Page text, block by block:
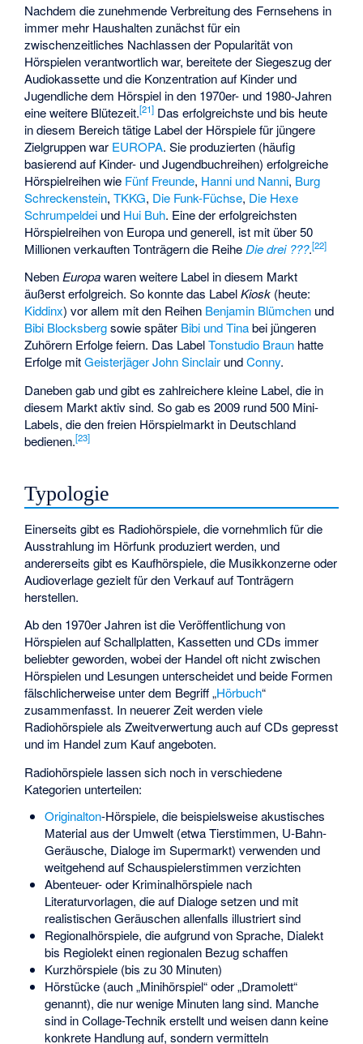
Nachdem die zunehmende Verbreitung des Fernsehens in
immer mehr Haushalten zunächst für ein
zwischenzeitliches Nachlassen der Popularität von
Hörspielen verantwortlich war, bereitete der Siegeszug der
Audiokassette und die Konzentration auf Kinder und
Jugendliche dem Hörspiel in den 1970er- und 1980-Jahren
eine weitere Blütezeit.[21] Das erfolgreichste und bis heute
in diesem Bereich tätige Label der Hörspiele für jüngere
Zielgruppen war EUROPA. Sie produzierten (häufig
basierend auf Kinder- und Jugendbuchreihen) erfolgreiche
Hörspielreihen wie Fünf Freunde, Hanni und Nanni, Burg
Schreckenstein,TKKG, Die Funk-Füchse, Die Hexe
Schrumpeldei und Hui Buh. Eine der erfolgreichsten
Hörspielreihen von Europa und generell, ist mit über 50
Millionen verkauften Tonträgern die ReiheDie drei ???.[22]
NebenEuropawaren weitere Label in diesem Markt
äußerst erfolgreich. So konnte das LabelKiosk (heute:
Kiddinx) vor allem mit den Reihen Benjamin Blümchen und
Bibi Blocksbergsowie später Bibi und Tinabei jüngeren
Zuhörern Erfolge feiern. Das LabelTonstudio Braun hatte
Erfolge mitGeisterjäger John Sinclair undConny.
Daneben gab und gibt es zahlreichere kleine Label, die in
diesem Markt aktiv sind. So gab es 2009 rund 500 Mini-
Labels, die den freien Hörspielmarkt in Deutschland
bedienen.[23]
Typologie
Einerseits gibt es Radiohörspiele, die vornehmlich für die
Ausstrahlung im Hörfunk produziert werden, und
andererseits gibt es Kaufhörspiele, die Musikkonzerne oder
Audioverlage gezielt für den Verkauf auf Tonträgern
herstellen.
Ab den 1970er Jahren ist die Veröffentlichung von
Hörspielen auf Schallplatten, Kassetten und CDs immer
beliebter geworden, wobei der Handel oft nicht zwischen
Hörspielen und Lesungen unterscheidet und beide Formen
fälschlicherweise unter dem Begriff „Hörbuch“
zusammenfasst. In neuerer Zeit werden viele
Radiohörspiele als Zweitverwertung auch auf CDs gepresst
und im Handel zum Kauf angeboten.
Radiohörspiele lassen sich noch in verschiedene
Kategorien unterteilen:
Originalton-Hörspiele, die beispielsweise akustisches
Material aus der Umwelt (etwa Tierstimmen, U-Bahn-
Geräusche, Dialoge im Supermarkt) verwenden und
weitgehend auf Schauspielerstimmen verzichten
Abenteuer- oder Kriminalhörspiele nach
Literaturvorlagen, die auf Dialoge setzen und mit
realistischen Geräuschen allenfalls illustriert sind
Regionalhörspiele, die aufgrund von Sprache, Dialekt
bis Regiolekt einen regionalen Bezug schaffen
Kurzhörspiele (bis zu 30 Minuten)
Hörstücke (auch „Minihörspiel“ oder „Dramolett“
genannt), die nur wenige Minuten lang sind. Manche
sind in Collage-Technik erstellt und weisen dann keine
konkrete Handlung auf, sondern vermitteln